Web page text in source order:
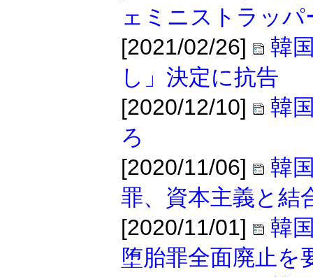
ェミニストラッパ
[2021/02/26]
韓
し」決定に抗告
[2020/12/10]
韓
ろ
[2020/11/06]
韓
罪、資本主義と結
[2020/11/01]
韓
堕胎罪全面廃止を